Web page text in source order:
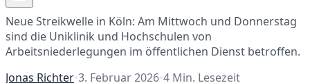
Neue Streikwelle in Köln: Am Mittwoch und Donnerstag
sind die Uniklinik und Hochschulen von
Arbeitsniederlegungen im öffentlichen Dienst betroffen.
Jonas Richter•3. Februar 2026•4 Min. Lesezeit